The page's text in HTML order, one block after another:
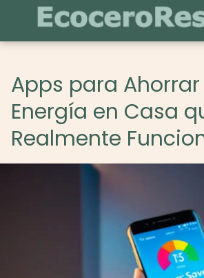
Apps para
Energía en Casa
Realmente